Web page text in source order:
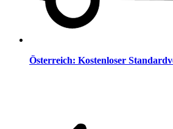
Österreich: Kostenloser